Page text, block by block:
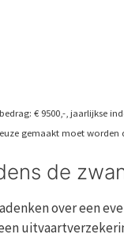
€ 9500,-, jaarlijkse
gemaakt moet worden
de
over een